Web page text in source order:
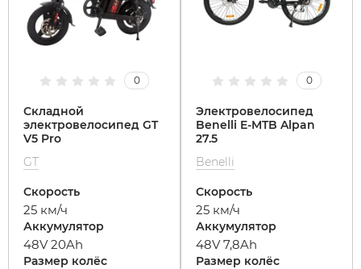
0
Складной
электровелосипед GT
V5 Pro
GT
Скорость
25 км/ч
Аккумулятор
48V 20Ah
Размер колёс
0
Электровелосипед
Benelli E-MTB Alpan
27.5
Benelli
Скорость
25 км/ч
Аккумулятор
48V 7,8Ah
Размер колёс